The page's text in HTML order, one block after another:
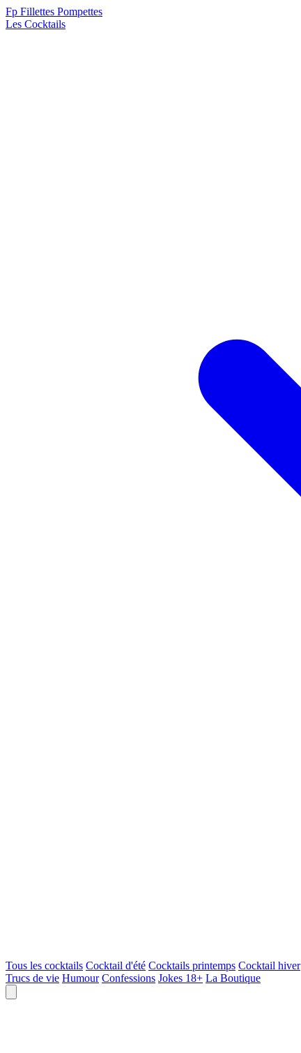
Fp Fillettes Pompettes
Les Cocktails
Tous les cocktails Cocktail d'été Cocktails printemps Cocktail hiver
Trucs de vie Humour Confessions Jokes 18+ La Boutique